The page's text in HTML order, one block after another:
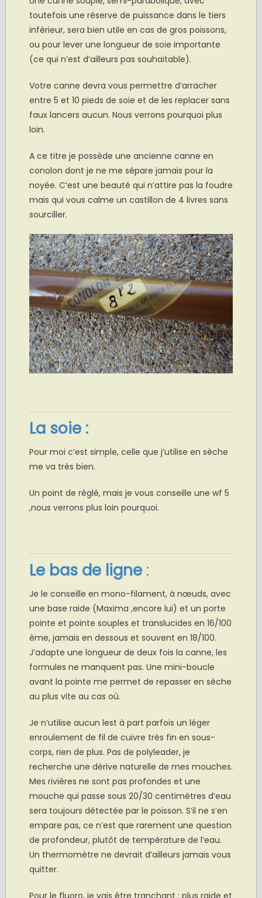
toutefois une réserve de puissance dans le tiers
inférieur, sera bien utile en cas de gros poissons,
ou pour lever une longueur de soie importante
(ce qui n’est d’ailleurs pas souhaitable).
Votre canne devra vous permettre d’arracher
entre 5 et 10 pieds de soie et de les replacer sans
faux lancers aucun. Nous verrons pourquoi plus
loin.
A ce titre je possède une ancienne canne en
conolon dont je ne me sépare jamais pour la
noyée. C’est une beauté qui n’attire pas la foudre
mais qui vous calme un castillon de 4 livres sans
sourciller.
La soie :
Pour moi c’est simple, celle que j’utilise en sèche
me va très bien.
Un point de réglé, mais je vous conseille une wf 5
,nous verrons plus loin pourquoi.
Le bas de ligne:
Je le conseille en mono-filament, à nœuds, avec
une base raide (Maxima ,encore lui) et un porte
pointe et pointe souples et translucides en 16/100
ème, jamais en dessous et souvent en 18/100.
J’adapte une longueur de deux fois la canne, les
formules ne manquent pas. Une mini-boucle
avant la pointe me permet de repasser en sèche
au plus vite au cas où.
Je n’utilise aucun lest à part parfois un léger
enroulement de fil de cuivre très fin en sous-
corps, rien de plus. Pas de polyleader, je
recherche une dérive naturelle de mes mouches.
Mes rivières ne sont pas profondes et une
mouche qui passe sous 20/30 centimètres d’eau
sera toujours détectée par le poisson. S’il ne s’en
empare pas, ce n’est que rarement une question
de profondeur, plutôt de température de l’eau.
Un thermomètre ne devrait d’ailleurs jamais vous
quitter.